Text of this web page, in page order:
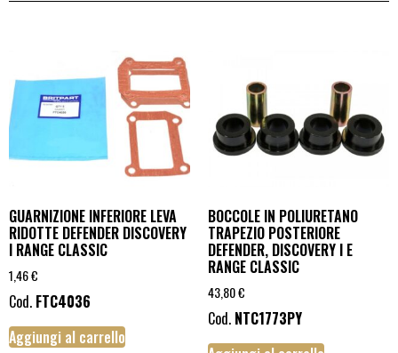
GUARNIZIONE INFERIORE LEVA
RIDOTTE DEFENDER DISCOVERY
I RANGE CLASSIC
1,46€
Cod. FTC4036
Aggiungi al carrello
BOCCOLE IN POLIURETANO
TRAPEZIO POSTERIORE
DEFENDER, DISCOVERY I E
RANGE CLASSIC
43,80€
Cod. NTC1773PY